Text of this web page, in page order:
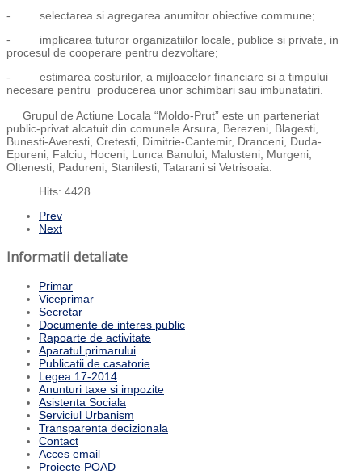
- selectarea si agregarea anumitor obiective commune;
- implicarea tuturor organizatiilor locale, publice si private, in
procesul de cooperare pentru dezvoltare;
- estimarea costurilor, a mijloacelor financiare si a timpului
necesare pentru producerea unor schimbari sau imbunatatiri.
Grupul de Actiune Locala “Moldo-Prut” este un parteneriat
public-privat alcatuit din comunele Arsura, Berezeni, Blagesti,
Bunesti-Averesti, Cretesti, Dimitrie-Cantemir, Dranceni, Duda-
Epureni, Falciu, Hoceni, Lunca Banului, Malusteni, Murgeni,
Oltenesti, Padureni, Stanilesti, Tatarani si Vetrisoaia.
Hits: 4428
Prev
Next
Informatii detaliate
Primar
Viceprimar
Secretar
Documente de interes public
Rapoarte de activitate
Aparatul primarului
Publicatii de casatorie
Legea 17-2014
Anunturi taxe si impozite
Asistenta Sociala
Serviciul Urbanism
Transparenta decizionala
Contact
Acces email
Proiecte POAD